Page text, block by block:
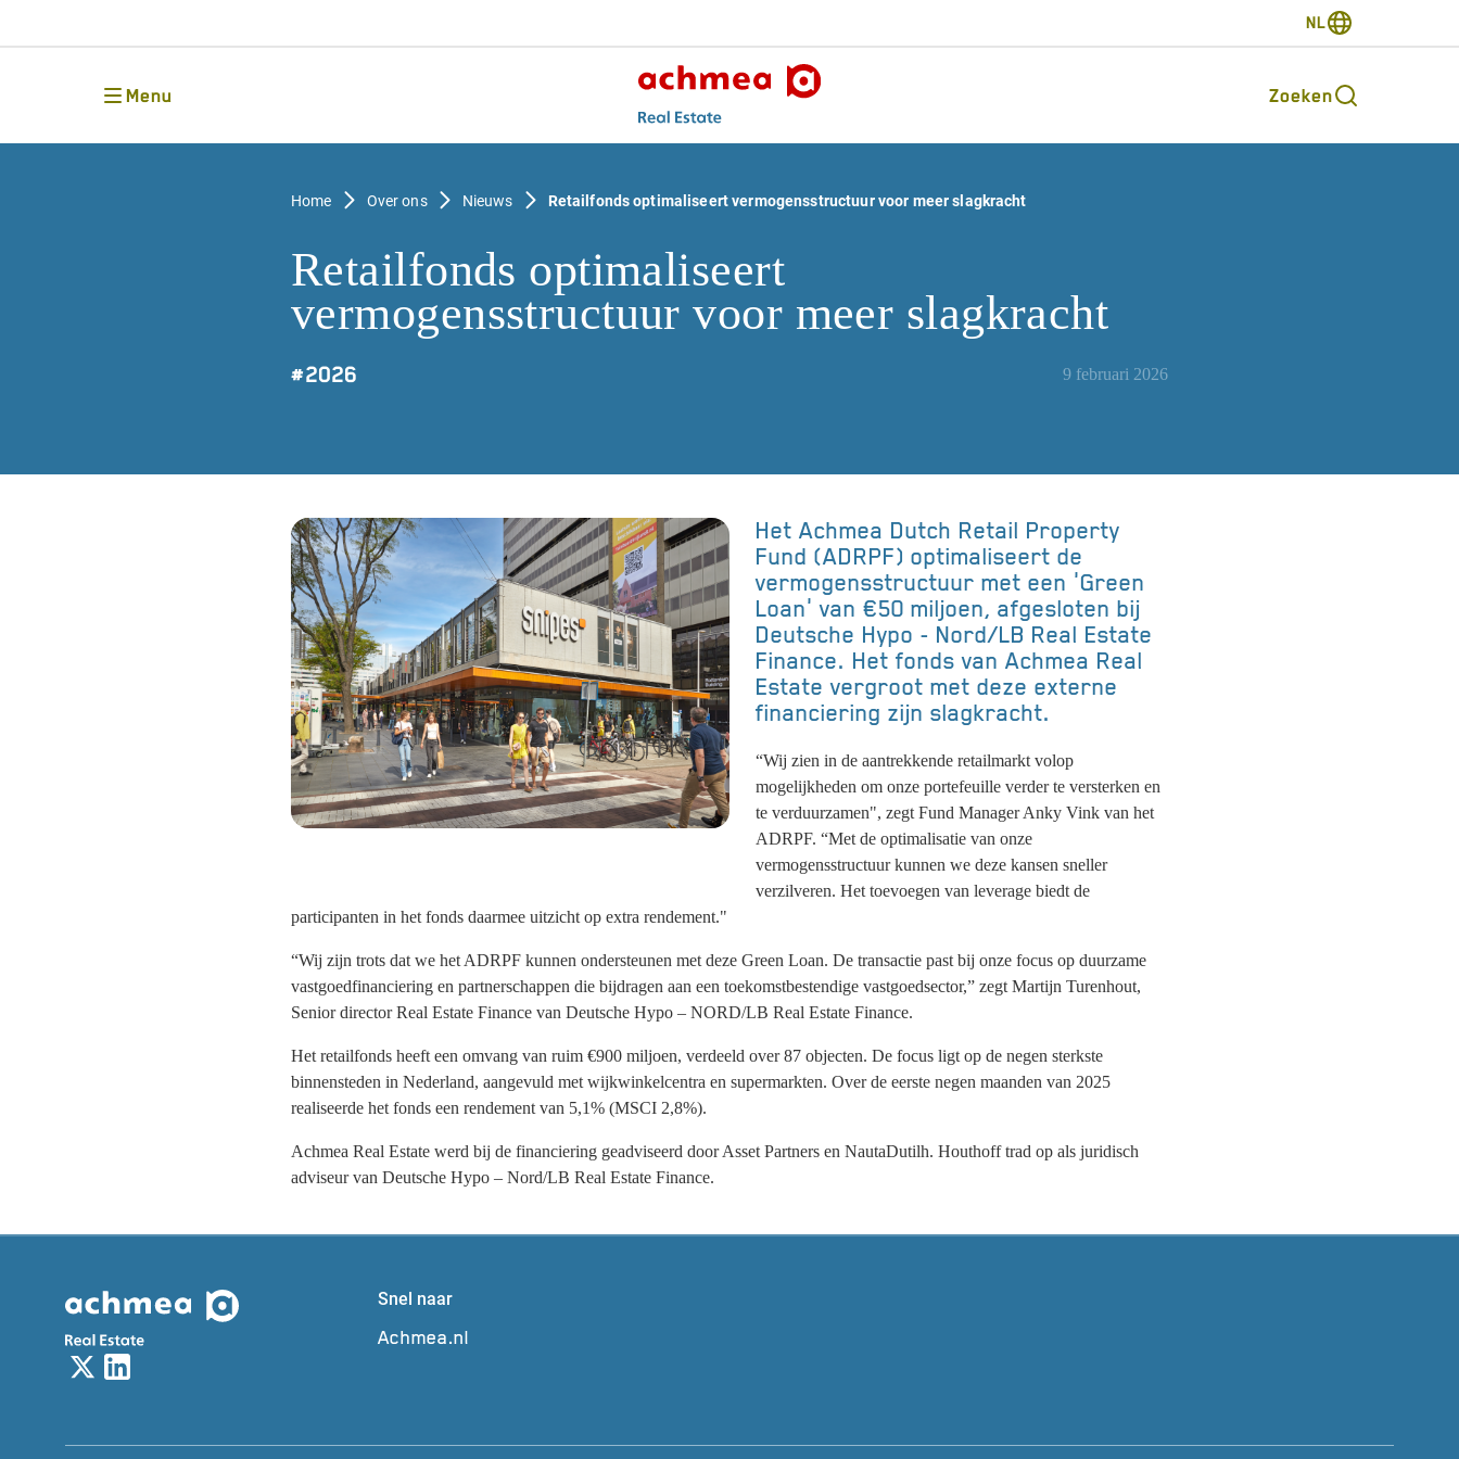
NL
Menu Zoeken
Home Over ons Nieuws Retailfonds optimaliseert vermogensstructuur voor meer slagkracht
Retailfonds optimaliseert
vermogensstructuur voor meer slagkracht
#2026 9 februari 2026
Het Achmea Dutch Retail Property
Fund (ADRPF) optimaliseert de
vermogensstructuur met een 'Green
Loan' van €50 miljoen, afgesloten bij
Deutsche Hypo - Nord/LB Real Estate
Finance. Het fonds van Achmea Real
Estate vergroot met deze externe
financiering zijn slagkracht.
“Wij zien in de aantrekkende retailmarkt volop
mogelijkheden om onze portefeuille verder te versterken en
te verduurzamen", zegt Fund Manager Anky Vink van het
ADRPF. “Met de optimalisatie van onze
vermogensstructuur kunnen we deze kansen sneller
verzilveren. Het toevoegen van leverage biedt de
participanten in het fonds daarmee uitzicht op extra rendement."
“Wij zijn trots dat we het ADRPF kunnen ondersteunen met deze Green Loan. De transactie past bij onze focus op duurzame
vastgoedfinanciering en partnerschappen die bijdragen aan een toekomstbestendige vastgoedsector,” zegt Martijn Turenhout,
Senior director Real Estate Finance van Deutsche Hypo – NORD/LB Real Estate Finance.
Het retailfonds heeft een omvang van ruim €900 miljoen, verdeeld over 87 objecten. De focus ligt op de negen sterkste
binnensteden in Nederland, aangevuld met wijkwinkelcentra en supermarkten. Over de eerste negen maanden van 2025
realiseerde het fonds een rendement van 5,1% (MSCI 2,8%).
Achmea Real Estate werd bij de financiering geadviseerd door Asset Partners en NautaDutilh. Houthoff trad op als juridisch
adviseur van Deutsche Hypo – Nord/LB Real Estate Finance.
Snel naar
Achmea.nl